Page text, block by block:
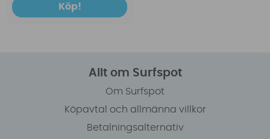
Köp!
Allt om Surfspot
Om Surfspot
Köpavtal och allmänna villkor
Betalningsalternativ